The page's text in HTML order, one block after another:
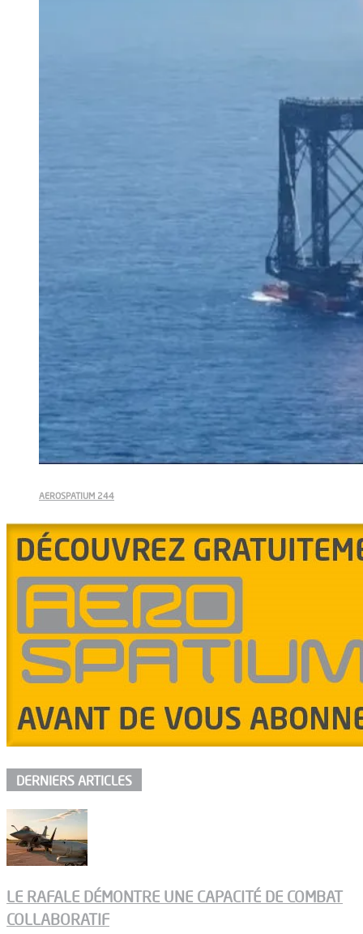
AEROSPATIUM 244
DERNIERS ARTICLES
LE RAFALE DÉMONTRE UNE CAPACITÉ DE COMBAT
COLLABORATIF